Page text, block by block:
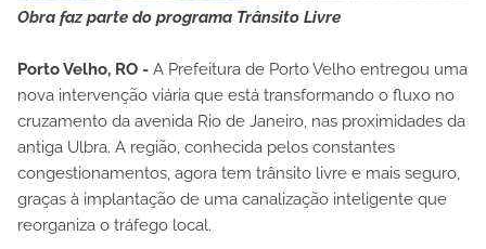
Obra faz parte do programa Trânsito Livre
Porto Velho, RO - A Prefeitura de Porto Velho entregou uma
nova intervenção viária que está transformando o fluxo no
cruzamento da avenida Rio de Janeiro, nas proximidades da
antiga Ulbra. A região, conhecida pelos constantes
congestionamentos, agora tem trânsito livre e mais seguro,
graças à implantação de uma canalização inteligente que
reorganiza o tráfego local.